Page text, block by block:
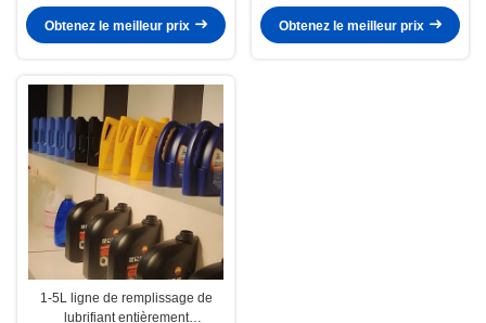
Obtenez le meilleur prix
Obtenez le meilleur prix
1-5L ligne de remplissage de
lubrifiant entièrement